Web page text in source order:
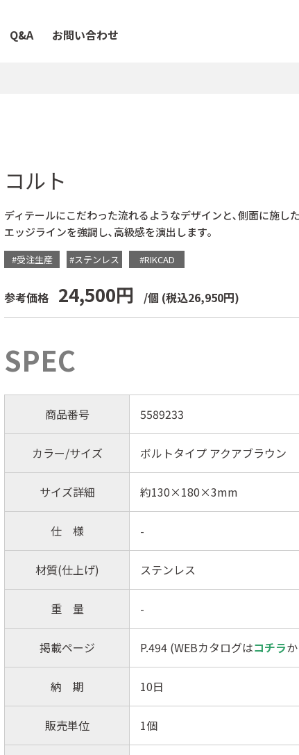
Q&A お問い合わせ
コルト
ディテールにこだわった流れるようなデザインと､側面に施し
エッジラインを強調し､高級感を演出します｡
#受注生産 #ステンレス #RIKCAD
参考価格 24,500円 /個 (税込26,950円)
SPEC
商品番号 5589233
カラー/サイズ ボルトタイプ アクアブラウン
サイズ詳細 約130×180×3mm
仕 様 -
材質(仕上げ) ステンレス
重 量 -
掲載ページ P.494 (WEBカタログはコチラ
納 期 10日
販売単位 1個